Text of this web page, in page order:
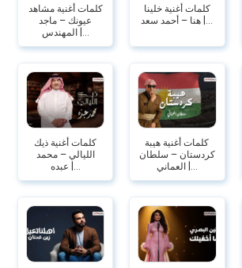
كلمات أغنية مشاهد
عيونك – ماجد
المهندس |...
كلمات أغنية خلينا
هنا – أحمد سعد |...
كلمات أغنية ذيك
الليالي – محمد
عبده |...
كلمات أغنية هيبة
كردستان – سلطان
العماني |...